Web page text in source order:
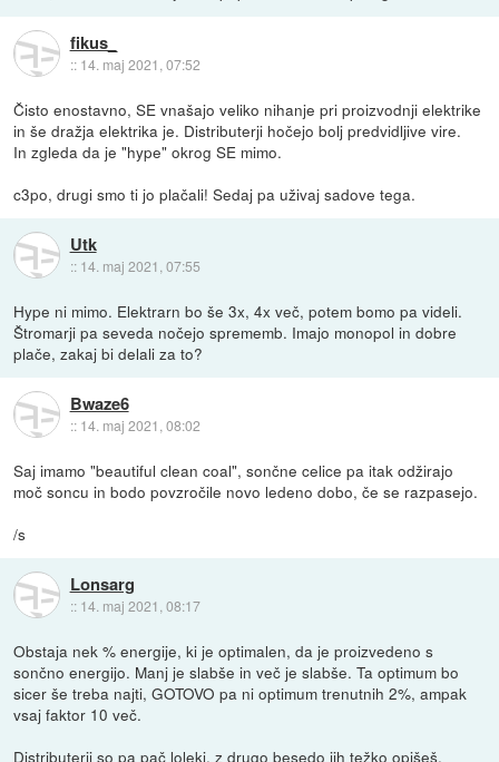
fikus_
:: 14. maj 2021, 07:52
Čisto enostavno, SE vnašajo veliko nihanje pri proizvodnji elektrike
in še dražja elektrika je. Distributerji hočejo bolj predvidljive vire.
In zgleda da je "hype" okrog SE mimo.
c3po, drugi smo ti jo plačali! Sedaj pa uživaj sadove tega.
Utk
:: 14. maj 2021, 07:55
Hype ni mimo. Elektrarn bo še 3x, 4x več, potem bomo pa videli.
Štromarji pa seveda nočejo sprememb. Imajo monopol in dobre
plače, zakaj bi delali za to?
Bwaze6
:: 14. maj 2021, 08:02
Saj imamo "beautiful clean coal", sončne celice pa itak odžirajo
moč soncu in bodo povzročile novo ledeno dobo, če se razpasejo.
/s
Lonsarg
:: 14. maj 2021, 08:17
Obstaja nek % energije, ki je optimalen, da je proizvedeno s
sončno energijo. Manj je slabše in več je slabše. Ta optimum bo
sicer še treba najti, GOTOVO pa ni optimum trenutnih 2%, ampak
vsaj faktor 10 več.
Distributerji so pa pač loleki, z drugo besedo jih težko opišeš.